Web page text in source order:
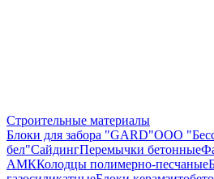
Строительные материалы
Блоки для забора "GARD"ООО
бел"СайдингПеремычки бетонные
АМККолодцы полимерно-песчаные